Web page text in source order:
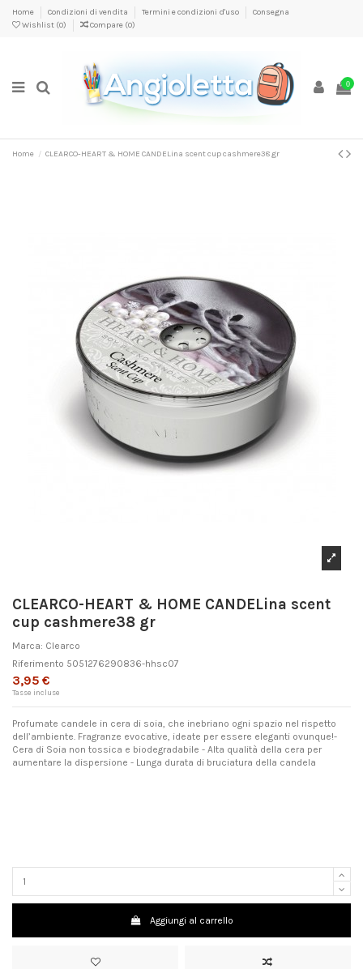
Home Condizioni di vendita Termini e condizioni d'uso
Consegna
Wishlist (0) Compare (0)
0
Home CLEARCO-HEART & HOME CANDELina scent cup cashmere38 gr
CLEARCO-HEART & HOME CANDELina scent
cup cashmere38 gr
Marca: Clearco
Riferimento 5051276290836-hhsc07
3,95 €
Tasse incluse
Profumate candele in cera di soia, che inebriano ogni spazio nel rispetto
dell’ambiente. Fragranze evocative, ideate per essere eleganti ovunque!-
Cera di Soia non tossica e biodegradabile - Alta qualità della cera per
aumentare la dispersione - Lunga durata di bruciatura della candela
Aggiungi al carrello